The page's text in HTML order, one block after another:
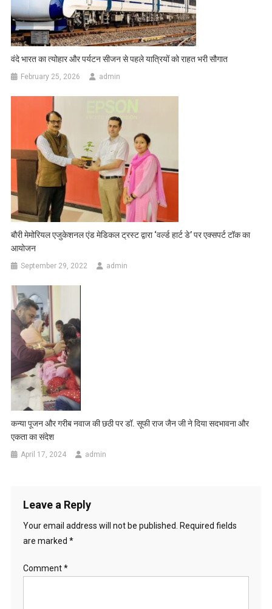
वंदे भारत का त्योहार और पर्यटन सीजन से पहले यात्रियों को राहत भरी सौगात
February 25, 2026 admin
बौरी मेमोरियल एजुकेशनल एंड मेडिकल ट्रस्ट द्वारा ‘वर्ल्ड हार्ट डे’ पर एक्सपर्ट टॉक का
आयोजन
September 29, 2022 admin
कन्या पूजन और गरीब नवाज की छठी पर डॉ. सूफी राज जैन जी ने दिया सदभावना और
एकता का संदेश
April 17, 2024 admin
Leave a Reply
Your email address will not be published.
Required fields
are marked *
Comment*